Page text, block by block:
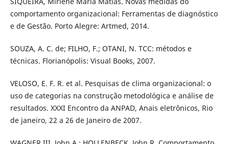
comportamento organizacional: Ferramentas de diagnóstico
e de Gestão. Porto Alegre: Artmed, 2014.
SOUZA, A. C. de; FILHO, F.; OTANI, N. TCC: métodos e
técnicas. Florianópolis: Visual Books, 2007.
VELOSO, E. F. R. et al. Pesquisas de clima organizacional: o
uso de categorias na construção metodológica e análise de
resultados. XXXI Encontro da ANPAD, Anais eletrônicos, Rio
de janeiro, 22 a 26 de Janeiro de 2007.